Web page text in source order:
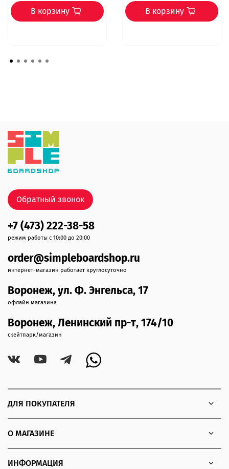
В корзину В корзину
ДЛЯ ПОКУПАТЕЛЯ
О МАГАЗИНЕ
ИНФОРМАЦИЯ
+7 (473) 222-38-58
режим работы с 10:00 до 20:00
order@simpleboardshop.ru
интернет-магазин работает круглосуточно
Воронеж, ул. Ф. Энгельса, 17
офлайн магазина
Воронеж, Ленинский пр-т, 174/10
скейтпарк/магазин
Обратный звонок